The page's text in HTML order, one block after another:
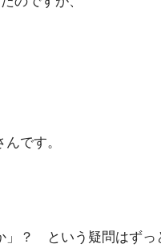
です。
」？ という疑問はずっ